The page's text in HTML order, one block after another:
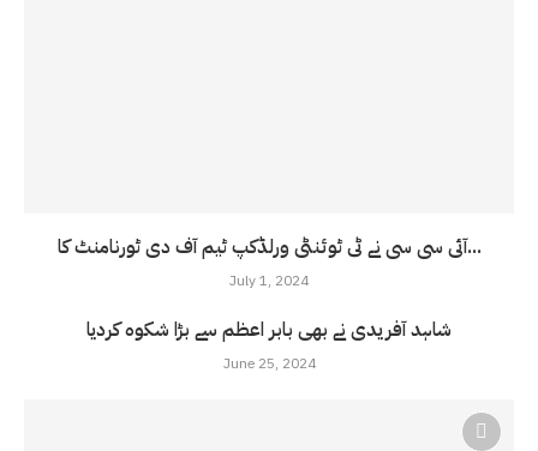
آئی سی سی نے ٹی ٹوئنٹی ورلڈکپ ٹیم آف دی ٹورنامنٹ کا...
July 1, 2024
شاہد آفریدی نے بھی بابر اعظم سے بڑا شکوہ کردیا
June 25, 2024